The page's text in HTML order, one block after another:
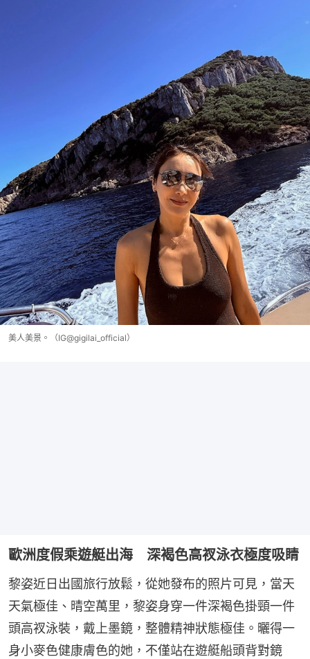
美人美景。（IG@gigilai_official）
歐洲度假乘遊艇出海 深褐色高衩泳衣極度吸睛
黎姿近日出國旅行放鬆，從她發布的照片可見，當天
天氣極佳、晴空萬里，黎姿身穿一件深褐色掛頸一件
頭高衩泳裝，戴上墨鏡，整體精神狀態極佳。曬得一
身小麥色健康膚色的她，不僅站在遊艇船頭背對鏡